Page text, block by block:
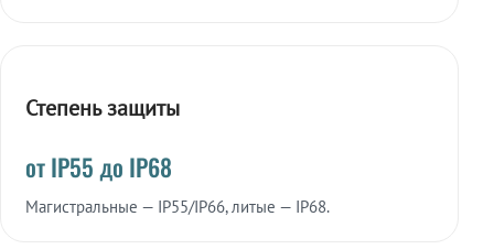
Степень защиты
от IP55 до IP68
Магистральные — IP55/IP66, литые — IP68.